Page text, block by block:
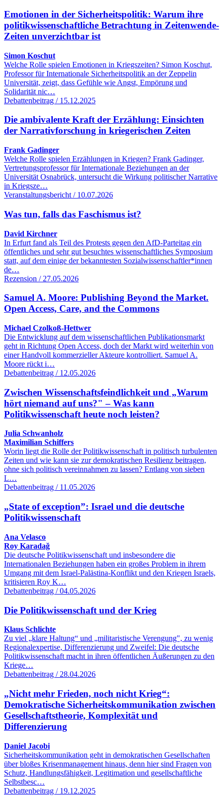
Emotionen in der Sicherheitspolitik: Warum ihre
politikwissenschaftliche Betrachtung in Zeitenwende-
Zeiten unverzichtbar ist
Simon Koschut
Welche Rolle spielen Emotionen in Kriegszeiten? Simon Koschut,
Professor für Internationale Sicherheitspolitik an der Zeppelin
Universität, zeigt, dass Gefühle wie Angst, Empörung und
Solidarität nic…
Debattenbeitrag / 15.12.2025
Die ambivalente Kraft der Erzählung: Einsichten
der Narrativforschung in kriegerischen Zeiten
Frank Gadinger
Welche Rolle spielen Erzählungen in Kriegen? Frank Gadinger,
Vertretungsprofessor für Internationale Beziehungen an der
Universität Osnabrück, untersucht die Wirkung politischer Narrative
in Kriegsze…
Veranstaltungsbericht / 10.07.2026
Was tun, falls das Faschismus ist?
David Kirchner
In Erfurt fand als Teil des Protests gegen den AfD-Parteitag ein
öffentliches und sehr gut besuchtes wissenschaftliches Symposium
statt, auf dem einige der bekanntesten Sozialwissenschaftler*innen
de…
Rezension / 27.05.2026
Samuel A. Moore: Publishing Beyond the Market.
Open Access, Care, and the Commons
Michael Czolkoß-Hettwer
Die Entwicklung auf dem wissenschaftlichen Publikationsmarkt
geht in Richtung Open Access, doch der Markt wird weiterhin von
einer Handvoll kommerzieller Akteure kontrolliert. Samuel A.
Moore rückt i…
Debattenbeitrag / 12.05.2026
Zwischen Wissenschaftsfeindlichkeit und „Warum
hört niemand auf uns?" – Was kann
Politikwissenschaft heute noch leisten?
Julia Schwanholz
Maximilian Schiffers
Worin liegt die Rolle der Politikwissenschaft in politisch turbulenten
Zeiten und wie kann sie zur demokratischen Resilienz beitragen,
ohne sich politisch vereinnahmen zu lassen? Entlang von sieben
L…
Debattenbeitrag / 11.05.2026
„State of exception”: Israel und die deutsche
Politikwissenschaft
Ana Velasco
Roy Karadağ
Die deutsche Politikwissenschaft und insbesondere die
Internationalen Beziehungen haben ein großes Problem in ihrem
Umgang mit dem Israel-Palästina-Konflikt und den Kriegen Israels,
kritisieren Roy K…
Debattenbeitrag / 04.05.2026
Die Politikwissenschaft und der Krieg
Klaus Schlichte
Zu viel „klare Haltung“ und „militaristische Verengung", zu wenig
Regionalexpertise, Differenzierung und Zweifel: Die deutsche
Politikwissenschaft macht in ihren öffentlichen Äußerungen zu den
Kriege…
Debattenbeitrag / 28.04.2026
„Nicht mehr Frieden, noch nicht Krieg“:
Demokratische Sicherheitskommunikation zwischen
Gesellschaftstheorie, Komplexität und
Differenzierung
Daniel Jacobi
Sicherheitskommunikation geht in demokratischen Gesellschaften
über bloßes Krisenmanagement hinaus, denn hier sind Fragen von
Schutz, Handlungsfähigkeit, Legitimation und gesellschaftliche
Selbstbesc…
Debattenbeitrag / 19.12.2025